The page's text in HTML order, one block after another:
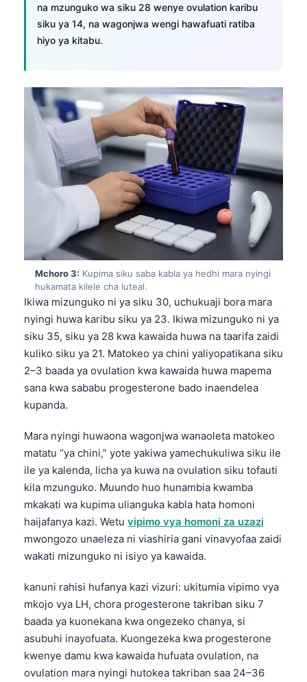
na mzunguko wa siku 28 wenye ovulation karibu
siku ya 14, na wagonjwa wengi hawafuati ratiba
hiyo ya kitabu.
Mchoro 3: Kupima siku saba kabla ya hedhi mara nyingi
hukamata kilele cha luteal.
Ikiwa mizunguko ni ya siku 30, uchukuaji bora mara
nyingi huwa karibu siku ya 23. Ikiwa mizunguko ni ya
siku 35, siku ya 28 kwa kawaida huwa na taarifa zaidi
kuliko siku ya 21. Matokeo ya chini yaliyopatikana siku
2–3 baada ya ovulation kwa kawaida huwa mapema
sana kwa sababu progesterone bado inaendelea
kupanda.
Mara nyingi huwaona wagonjwa wanaoleta matokeo
matatu “ya chini,” yote yakiwa yamechukuliwa siku ile
ile ya kalenda, licha ya kuwa na ovulation siku tofauti
kila mzunguko. Muundo huo hunambia kwamba
mkakati wa kupima ulianguka kabla hata homoni
haijafanya kazi. Wetu vipimo vya homoni za uzazi
mwongozo unaeleza ni viashiria gani vinavyofaa zaidi
wakati mizunguko ni isiyo ya kawaida.
kanuni rahisi hufanya kazi vizuri: ukitumia vipimo vya
mkojo vya LH, chora progesterone takriban siku 7
baada ya kuonekana kwa ongezeko chanya, si
asubuhi inayofuata. Kuongezeka kwa progesterone
kwenye damu kwa kawaida hufuata ovulation, na
ovulation mara nyingi hutokea takriban saa 24–36